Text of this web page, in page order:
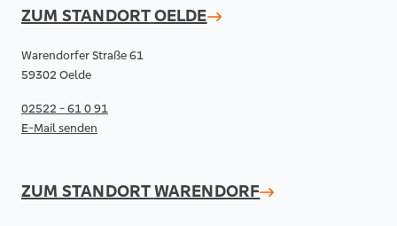
ZUM STANDORTOELDE
Warendorfer Straße 61
59302 Oelde
02522 - 61 0 91
E-Mail senden
ZUM STANDORTWARENDORF